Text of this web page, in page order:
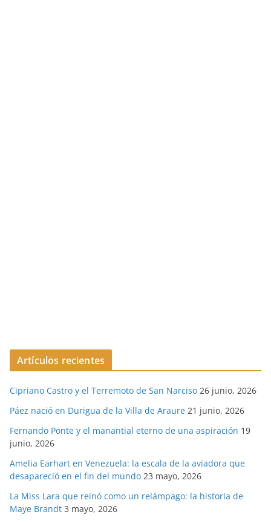
Artículos recientes
Cipriano Castro y el Terremoto de San Narciso 26 junio, 2026
Páez nació en Durigua de la Villa de Araure 21 junio, 2026
Fernando Ponte y el manantial eterno de una aspiración 19
junio, 2026
Amelia Earhart en Venezuela: la escala de la aviadora que
desapareció en el fin del mundo 23 mayo, 2026
La Miss Lara que reinó como un relámpago: la historia de
Maye Brandt 3 mayo, 2026